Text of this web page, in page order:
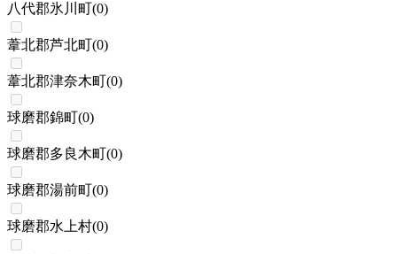
八代郡氷川町(0)
葦北郡芦北町(0)
葦北郡津奈木町(0)
球磨郡錦町(0)
球磨郡多良木町(0)
球磨郡湯前町(0)
球磨郡水上村(0)